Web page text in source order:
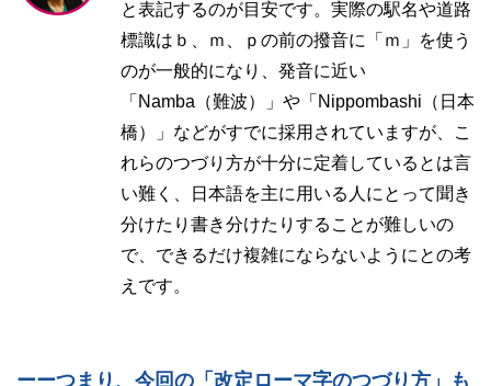
と表記するのが目安です。実際の駅名や道路
標識はｂ、ｍ、ｐの前の撥音に「ｍ」を使う
のが一般的になり、発音に近い
「Namba（難波）」や「Nippombashi（日本
橋）」などがすでに採用されていますが、こ
れらのつづり方が十分に定着しているとは言
い難く、日本語を主に用いる人にとって聞き
分けたり書き分けたりすることが難しいの
で、できるだけ複雑にならないようにとの考
えです。
ーーつまり、今回の「改定ローマ字のつづり方」も